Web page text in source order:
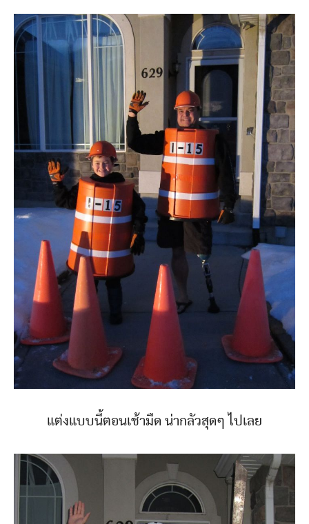
แต่งแบบนี้ตอนเช้ามืด น่ากลัวสุดๆ ไปเลย